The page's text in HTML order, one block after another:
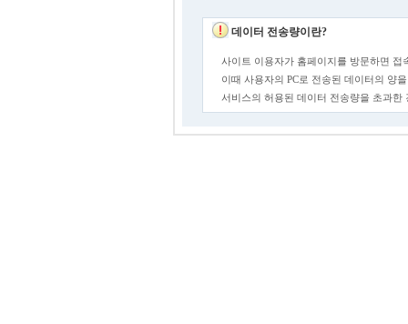
데이터 전송량이란?
사이트 이용자가 홈페이지를 방문하면 접
이때 사용자의 PC로 전송된 데이터의 양
서비스의 허용된 데이터 전송량을 초과